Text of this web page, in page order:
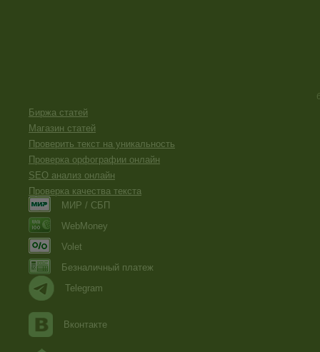
Биржа статей
Магазин статей
Проверить текст на уникальность
Проверка орфографии онлайн
SEO анализ онлайн
Проверка качества текста
МИР / СБП
WebMoney
Volet
Безналичный платеж
Telegram
Вконтакте